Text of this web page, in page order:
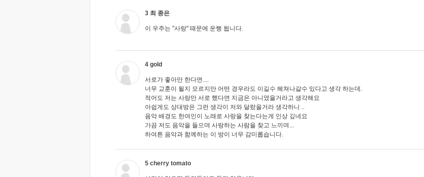
3 최 종은
이 우주는 "사랑" 때문에 운행 됩니다.
4 gold
서로가 좋아만 한다면....
너무 교훈이 될지 모르지만 어떤 경우라도 이길수 헤쳐나갈수 있다고 생각 하는데.
적어도 저는 사랑만 서로 했다면 지금은 아니였을거라고 생각해요
아쉽게도 상대방은 그런 생각이 저와 달랐을거라 생각하니 ..
음악 배경도 한여인이 노래로 사랑을 찾는다는게 인상 깊네요
가끔 저도 음악을 들으며 사랑하는 사람을 찾고 느끼며...
하여튼 음악과 함께하는 이 방이 너무 감미롭습니다.
5 cherry tomato